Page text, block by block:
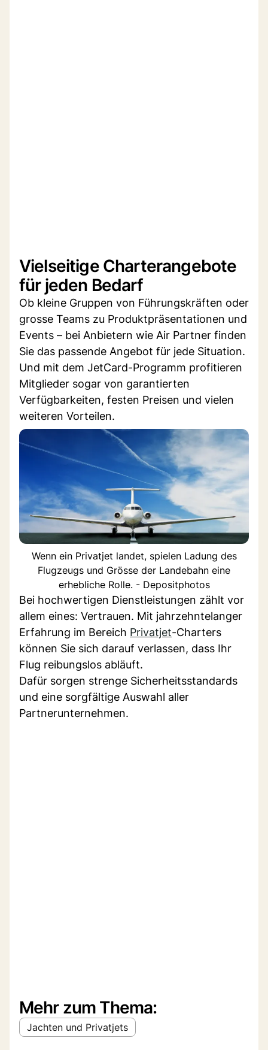
Vielseitige Charterangebote
für jeden Bedarf
Ob kleine Gruppen von Führungskräften oder
grosse Teams zu Produktpräsentationen und
Events – bei Anbietern wie Air Partner finden
Sie das passende Angebot für jede Situation.
Und mit dem JetCard-Programm profitieren
Mitglieder sogar von garantierten
Verfügbarkeiten, festen Preisen und vielen
weiteren Vorteilen.
Wenn ein Privatjet landet, spielen Ladung des
Flugzeugs und Grösse der Landebahn eine
erhebliche Rolle. - Depositphotos
Bei hochwertigen Dienstleistungen zählt vor
allem eines: Vertrauen. Mit jahrzehntelanger
Erfahrung im Bereich Privatjet-Charters
können Sie sich darauf verlassen, dass Ihr
Flug reibungslos abläuft.
Dafür sorgen strenge Sicherheitsstandards
und eine sorgfältige Auswahl aller
Partnerunternehmen.
Mehr zum Thema:
Jachten und Privatjets